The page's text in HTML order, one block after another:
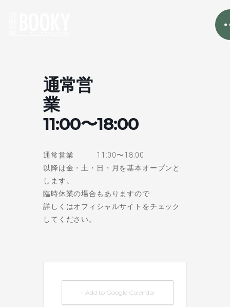
通常営
業
11:00〜18:00
通常営業 11:00〜18:00
以降は金・土・日・月を基本オープンと
します。
臨時休業の場合もありますので
詳しくはオフィシャルサイトをチェック
してください。
+ Add to Google Calendar